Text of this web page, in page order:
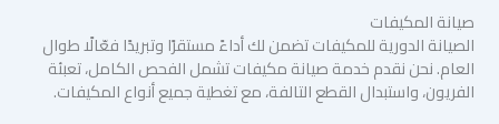
صيانة المكيفات
الصيانة الدورية للمكيفات تضمن لك أداءً مستقرًا وتبريدًا فعّالًا طوال
العام. نحن نقدم خدمة صيانة مكيفات تشمل الفحص الكامل، تعبئة
الفريون، واستبدال القطع التالفة، مع تغطية جميع أنواع المكيفات.